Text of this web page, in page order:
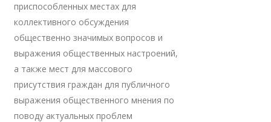
приспособленных местах для
коллективного обсуждения
общественно значимых вопросов и
выражения общественных настроений,
а также мест для массового
присутствия граждан для публичного
выражения общественного мнения по
поводу актуальных проблем